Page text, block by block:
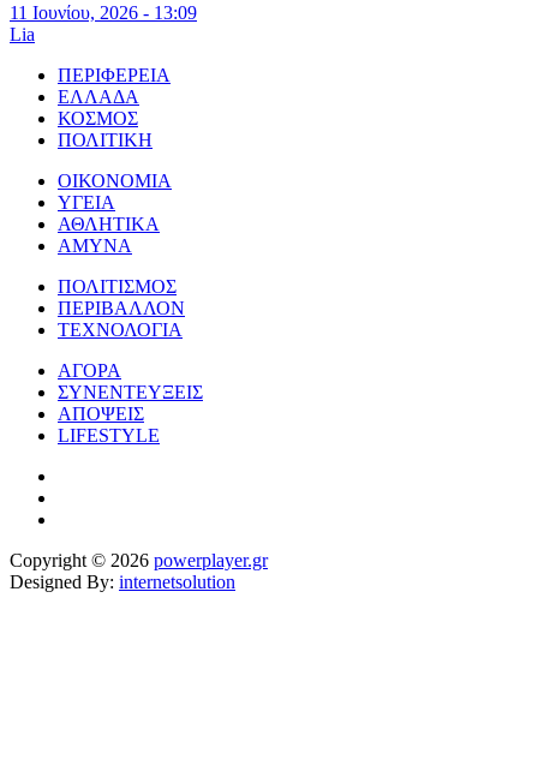
11 Ιουνίου, 2026 - 13:09
Lia
ΠΕΡΙΦΕΡΕΙΑ
ΕΛΛΑΔΑ
ΚΟΣΜΟΣ
ΠΟΛΙΤΙΚΗ
ΟΙΚΟΝΟΜΙΑ
ΥΓΕΙΑ
ΑΘΛΗΤΙΚΑ
ΑΜΥΝΑ
ΠΟΛΙΤΙΣΜΟΣ
ΠΕΡΙΒΑΛΛΟΝ
ΤΕΧΝΟΛΟΓΙΑ
ΑΓΟΡΑ
ΣΥΝΕΝΤΕΥΞΕΙΣ
ΑΠΟΨΕΙΣ
LIFESTYLE
Copyright © 2026 powerplayer.gr
Designed By: internetsolution